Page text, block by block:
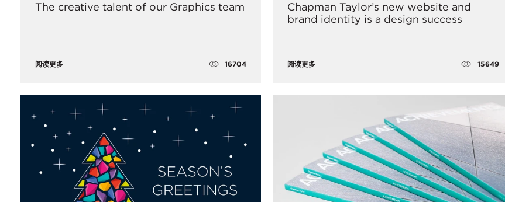
The creative talent of our Graphics team
阅读更多 16704
Chapman Taylor’s new website and
brand identity is a design success
阅读更多 15649